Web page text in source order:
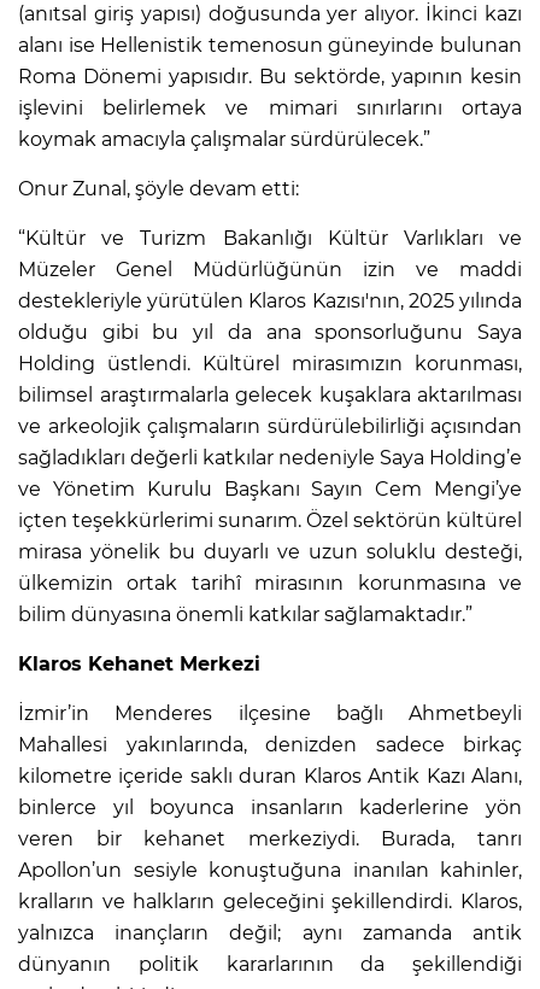
(anıtsal giriş yapısı) doğusunda yer alıyor. İkinci kazı
alanı ise Hellenistik temenosun güneyinde bulunan
Roma Dönemi yapısıdır. Bu sektörde, yapının kesin
işlevini belirlemek ve mimari sınırlarını ortaya
koymak amacıyla çalışmalar sürdürülecek.”
Onur Zunal, şöyle devam etti:
“Kültür ve Turizm Bakanlığı Kültür Varlıkları ve
Müzeler Genel Müdürlüğünün izin ve maddi
destekleriyle yürütülen Klaros Kazısı'nın, 2025 yılında
olduğu gibi bu yıl da ana sponsorluğunu Saya
Holding üstlendi. Kültürel mirasımızın korunması,
bilimsel araştırmalarla gelecek kuşaklara aktarılması
ve arkeolojik çalışmaların sürdürülebilirliği açısından
sağladıkları değerli katkılar nedeniyle Saya Holding’e
ve Yönetim Kurulu Başkanı Sayın Cem Mengi’ye
içten teşekkürlerimi sunarım. Özel sektörün kültürel
mirasa yönelik bu duyarlı ve uzun soluklu desteği,
ülkemizin ortak tarihî mirasının korunmasına ve
bilim dünyasına önemli katkılar sağlamaktadır.”
Klaros Kehanet Merkezi
İzmir’in Menderes ilçesine bağlı Ahmetbeyli
Mahallesi yakınlarında, denizden sadece birkaç
kilometre içeride saklı duran Klaros Antik Kazı Alanı,
binlerce yıl boyunca insanların kaderlerine yön
veren bir kehanet merkeziydi. Burada, tanrı
Apollon’un sesiyle konuştuğuna inanılan kahinler,
kralların ve halkların geleceğini şekillendirdi. Klaros,
yalnızca inançların değil; aynı zamanda antik
dünyanın politik kararlarının da şekillendiği